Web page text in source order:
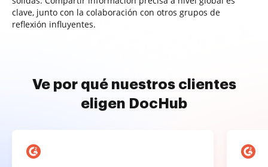
clave, junto con la colaboración con otros grupos de
reflexión influyentes.
Ve por qué nuestros clientes
eligen DocHub